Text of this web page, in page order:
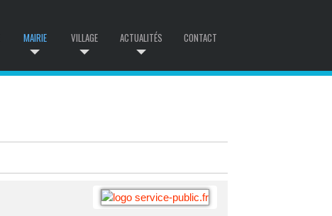
CONTACT
ACTUALITÉS
VILLAGE
MAIRIE